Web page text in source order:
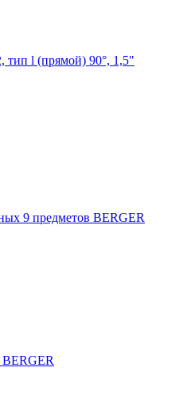
l (прямой) 90°, 1,5"
9 предметов BERGER
BERGER